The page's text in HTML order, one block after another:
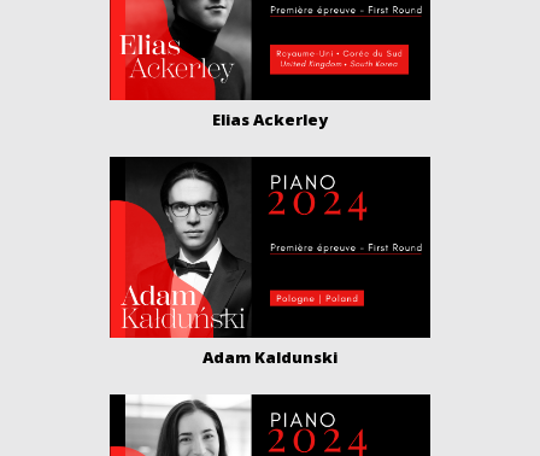
Elias Ackerley
Adam Kaldunski